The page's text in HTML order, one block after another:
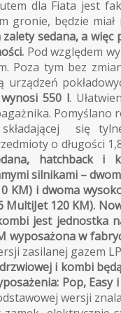
dla Fiata jest
gronie, będzie
zalety sedana, a
Pod względem
Poza tym bez
urządzeń
550 l.
Pomyślano
się
o długości
hatchback i
silnikami –
KM) i dwoma
MultiJet 120 KM).
jest jednostka
wyposażona w
zasilanej gazem
i kombi
Pop, Easy
wersji